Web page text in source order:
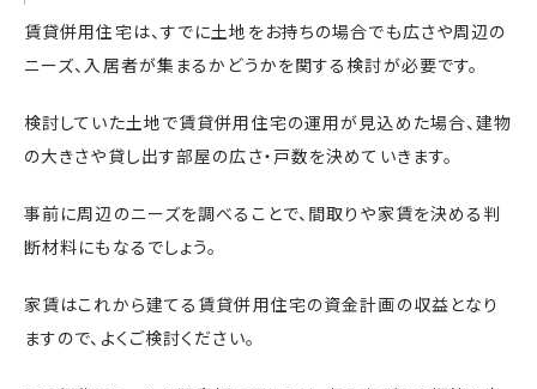
賃貸併用住宅は、すでに土地をお持ちの場合でも広さや周辺の
ニーズ、入居者が集まるかどうかを関する検討が必要です。
検討していた土地で賃貸併用住宅の運用が見込めた場合、建物
の大きさや貸し出す部屋の広さ・戸数を決めていきます。
事前に周辺のニーズを調べることで、間取りや家賃を決める判
断材料にもなるでしょう。
家賃はこれから建てる賃貸併用住宅の資金計画の収益となり
ますので、よくご検討ください。